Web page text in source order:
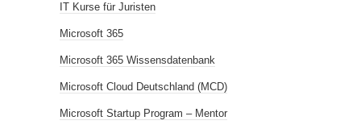
IT Kurse für Juristen
Microsoft 365
Microsoft 365 Wissensdatenbank
Microsoft Cloud Deutschland (MCD)
Microsoft Startup Program – Mentor